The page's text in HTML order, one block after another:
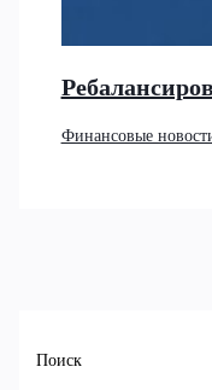
Поиск
Финансовые